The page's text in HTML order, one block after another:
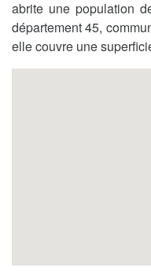
abrite une population
département 45,
elle couvre une